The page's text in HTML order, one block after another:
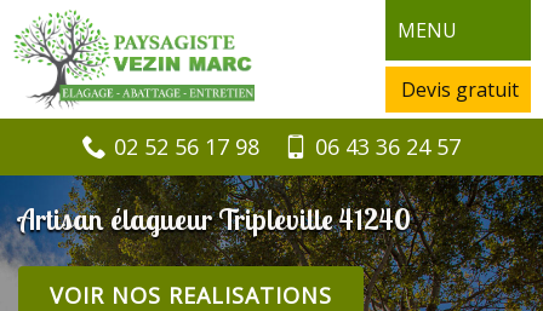
MENU
Devis gratuit
02 52 56 17 98 06 43 36 24 57
Artisan élagueur Tripleville 41240
VOIR NOS REALISATIONS